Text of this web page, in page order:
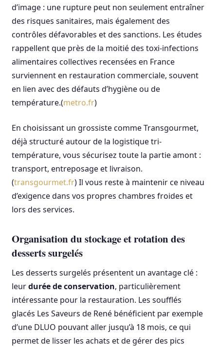
d’image : une rupture peut non seulement entraîner
des risques sanitaires, mais également des
contrôles défavorables et des sanctions. Les études
rappellent que près de la moitié des toxi-infections
alimentaires collectives recensées en France
surviennent en restauration commerciale, souvent
en lien avec des défauts d’hygiène ou de
température.(metro.fr)
En choisissant un grossiste comme Transgourmet,
déjà structuré autour de la logistique tri-
température, vous sécurisez toute la partie amont :
transport, entreposage et livraison.
(transgourmet.fr) Il vous reste à maintenir ce niveau
d’exigence dans vos propres chambres froides et
lors des services.
Organisation du stockage et rotation des
desserts surgelés
Les desserts surgelés présentent un avantage clé :
leurdurée de conservation, particulièrement
intéressante pour la restauration. Les soufflés
glacés Les Saveurs de René bénéficient par exemple
d’une DLUO pouvant aller jusqu’à 18 mois, ce qui
permet de lisser les achats et de gérer des pics